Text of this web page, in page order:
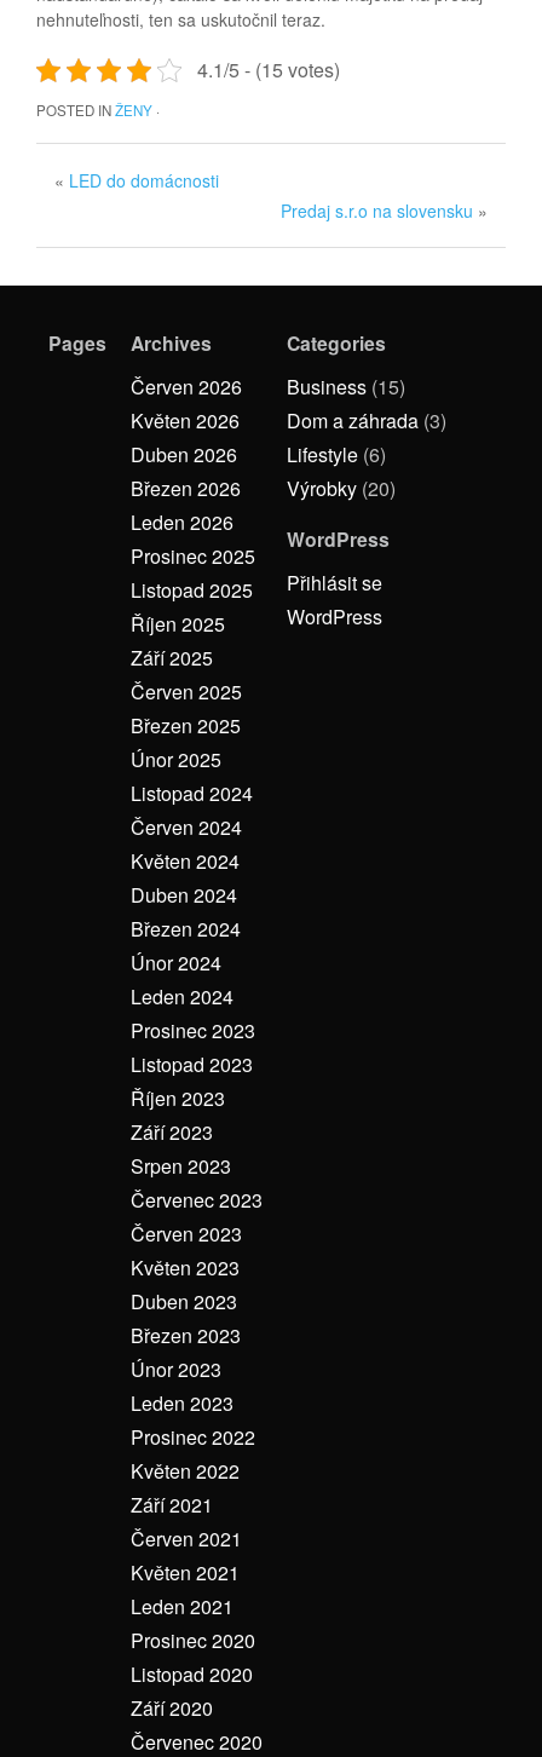
nehnuteľnosti, ten sa uskutočnil teraz.
4.1/5 - (15 votes)
POSTED INŽENY ·
« LED do domácnosti
Predaj s.r.o na slovensku »
Pages
Archives
Červen 2026
Květen 2026
Duben 2026
Březen 2026
Leden 2026
Prosinec 2025
Listopad 2025
Říjen 2025
Září 2025
Červen 2025
Březen 2025
Únor 2025
Listopad 2024
Červen 2024
Květen 2024
Duben 2024
Březen 2024
Únor 2024
Leden 2024
Prosinec 2023
Listopad 2023
Říjen 2023
Září 2023
Srpen 2023
Červenec 2023
Červen 2023
Květen 2023
Duben 2023
Březen 2023
Únor 2023
Leden 2023
Prosinec 2022
Květen 2022
Září 2021
Červen 2021
Květen 2021
Leden 2021
Prosinec 2020
Listopad 2020
Září 2020
Červenec 2020
Categories
Business (15)
Dom a záhrada (3)
Lifestyle (6)
Výrobky (20)
WordPress
Přihlásit se
WordPress